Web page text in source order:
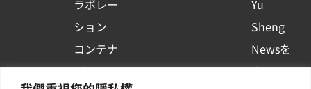
ラボレー
ション
コンテナ
プラット
e
Yu
Sheng
Newsを
購読する